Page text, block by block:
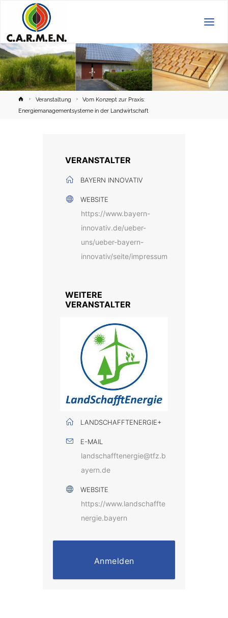
HomeVeranstaltung
Vom Konzept zur Praxis:
Energiemanagementsysteme in der Landwirtschaft
VERANSTALTER
BAYERN INNOVATIV
WEBSITE
https://www.bayern-
innovativ.de/ueber-
uns/ueber-bayern-
innovativ/seite/impressum
WEITERE
VERANSTALTER
LANDSCHAFFTENERGIE+
E-MAIL
landschafftenergie@tfz.b
ayern.de
WEBSITE
https://www.landschaffte
nergie.bayern
Anmelden